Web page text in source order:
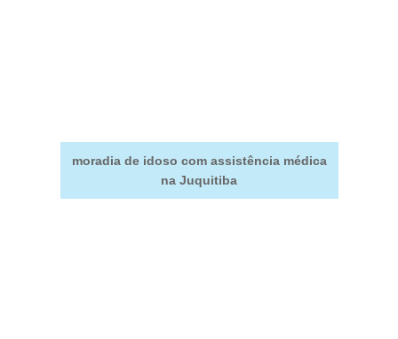
moradia de idoso com assistência médica
na Juquitiba